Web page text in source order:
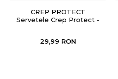
CREP PROTECT
Servetele Crep Protect -
29,99 RON